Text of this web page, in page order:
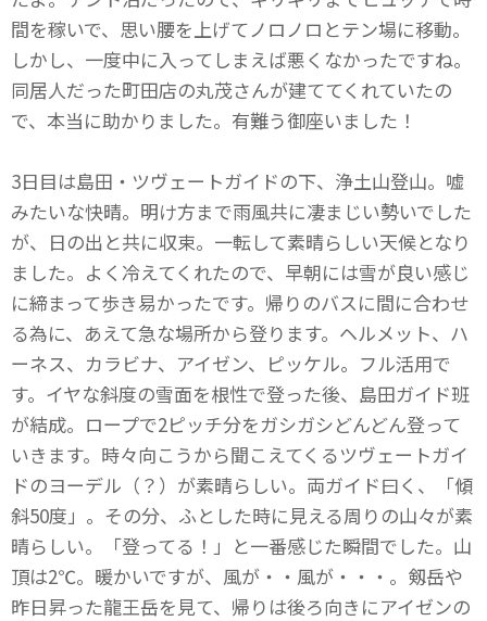
間を稼いで、思い腰を上げてノロノロとテン場に移動。
しかし、一度中に入ってしまえば悪くなかったですね。
同居人だった町田店の丸茂さんが建ててくれていたの
で、本当に助かりました。有難う御座いました！
3日目は島田・ツヴェートガイドの下、浄土山登山。嘘
みたいな快晴。明け方まで雨風共に凄まじい勢いでした
が、日の出と共に収束。一転して素晴らしい天候となり
ました。よく冷えてくれたので、早朝には雪が良い感じ
に締まって歩き易かったです。帰りのバスに間に合わせ
る為に、あえて急な場所から登ります。ヘルメット、ハ
ーネス、カラビナ、アイゼン、ピッケル。フル活用で
す。イヤな斜度の雪面を根性で登った後、島田ガイド班
が結成。ロープで2ピッチ分をガシガシどんどん登って
いきます。時々向こうから聞こえてくるツヴェートガイ
ドのヨーデル（？）が素晴らしい。両ガイド曰く、「傾
斜50度」。その分、ふとした時に見える周りの山々が素
晴らしい。「登ってる！」と一番感じた瞬間でした。山
頂は2℃。暖かいですが、風が・・風が・・・。剱岳や
昨日昇った龍王岳を見て、帰りは後ろ向きにアイゼンの